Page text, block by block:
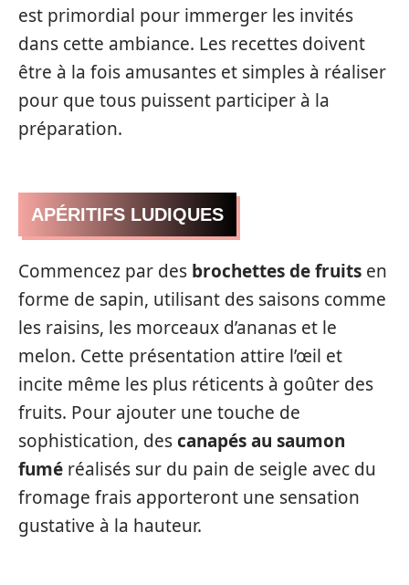
est primordial pour immerger les invités
dans cette ambiance. Les recettes doivent
être à la fois amusantes et simples à réaliser
pour que tous puissent participer à la
préparation.
APÉRITIFS LUDIQUES
Commencez par des brochettes de fruits en
forme de sapin, utilisant des saisons comme
les raisins, les morceaux d’ananas et le
melon. Cette présentation attire l’œil et
incite même les plus réticents à goûter des
fruits. Pour ajouter une touche de
sophistication, descanapés au saumon
fumé réalisés sur du pain de seigle avec du
fromage frais apporteront une sensation
gustative à la hauteur.